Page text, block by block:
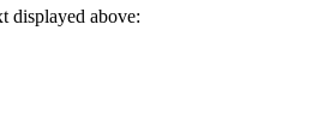
displayed above: